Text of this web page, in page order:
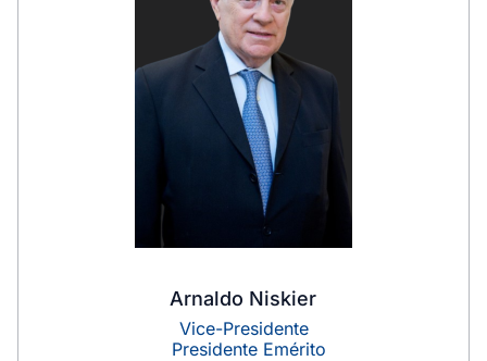
Arnaldo Niskier
Vice-Presidente
Presidente Emérito